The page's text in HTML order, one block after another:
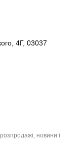
4Г, 03037
новини і